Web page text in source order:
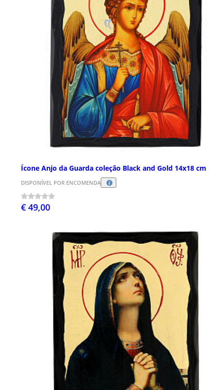
Ícone Anjo da Guarda coleção Black and Gold 14x18 cm
DISPONÍVEL POR ENCOMENDA
€ 49,00